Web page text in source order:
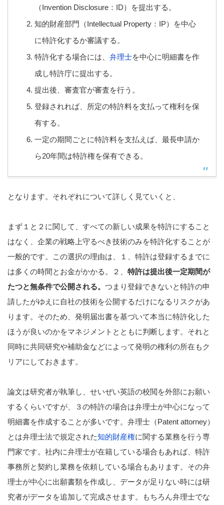
（Invention Disclosure：ID）を提出する。
知的財産部門（Intellectual Property：IP）を中心
に特許化するか審議する。
特許化する場合には、 弁理士を中心に明細書を作
成し特許庁に提出する。
提出後、審査官が審査を行う。
登録されれば、所定の特許料を支払って権利を保
有する。
一定の期間ごとに特許料を支払えば、最長申請か
ら20年間は特許権を保有できる。
となります。それぞれについて詳しく見ていくと、
まず１と２に関して、すべての新しい成果を特許にすること
はなく、企業の戦略上守るべき技術のみを特許化することが
一般的です。この選択の理由は、１、特許は登録するまでに
は多くの時間とお金がかかる。２、 特許は提出後一定期間が
たつと無条件で公開される。 つまり登録できないと特許の申
請したがゆえに自社の技術を公開するだけになるリスクがあ
ります。そのため、発明届出書を基づいて本当に特許化した
ほうが良いのかをマネジメントとともに判断します。それと
同時に共同研究や補助金などによって発明の権利の所在もク
リアにしておきます。
論文は研究者が執筆し、せいぜい英語の校閲を外部にお願い
するくらいですが、３の特許の場合は弁理士が中心になって
明細書を作成することが多いです。弁理士（Patent attorney）
とは弁理士法で規定された知的財産権に関する業務を行う専
門家です。社内に弁理士が在籍している場合もあれば、特許
事務所と契約し業務を依頼している場合もあります。その弁
理士が中心に出願書類を作成し、データが足りない時には研
究者がデータを追加して完成させます。もちろん弁理士でな